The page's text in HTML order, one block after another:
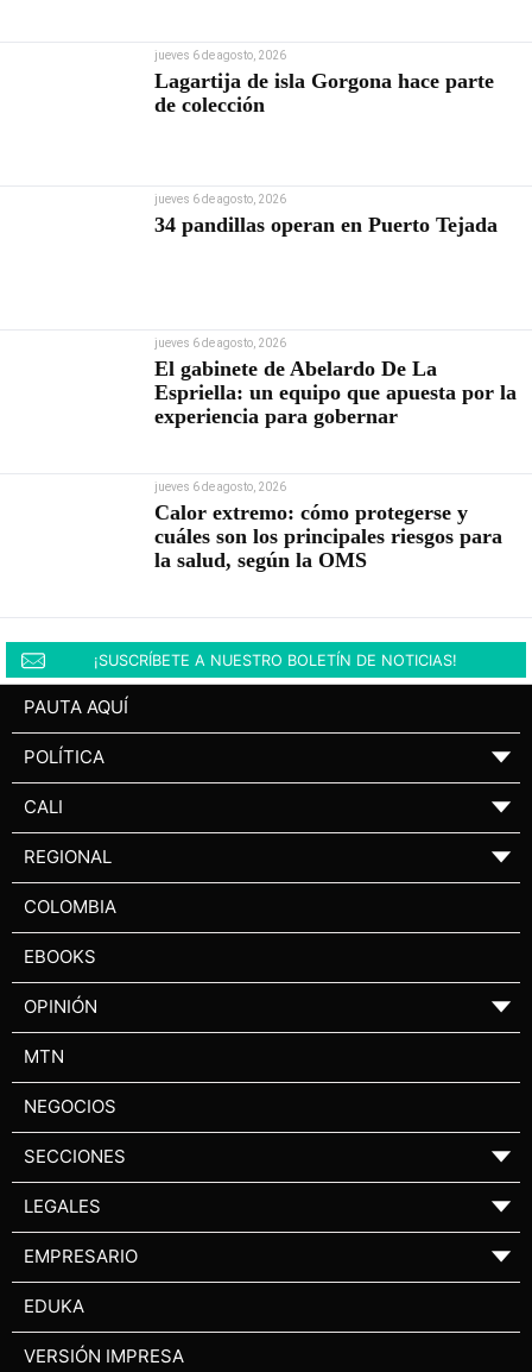
jueves 6 de agosto, 2026
Lagartija de isla Gorgona hace parte
de colección
jueves 6 de agosto, 2026
34 pandillas operan en Puerto Tejada
jueves 6 de agosto, 2026
El gabinete de Abelardo De La
Espriella: un equipo que apuesta por la
experiencia para gobernar
jueves 6 de agosto, 2026
Calor extremo: cómo protegerse y
cuáles son los principales riesgos para
la salud, según la OMS
¡SUSCRÍBETE A NUESTRO BOLETÍN DE NOTICIAS!
PAUTA AQUÍ
POLÍTICA ▼
CALI ▼
REGIONAL ▼
COLOMBIA
EBOOKS
OPINIÓN ▼
MTN
NEGOCIOS
SECCIONES ▼
LEGALES ▼
EMPRESARIO ▼
EDUKA
VERSIÓN IMPRESA